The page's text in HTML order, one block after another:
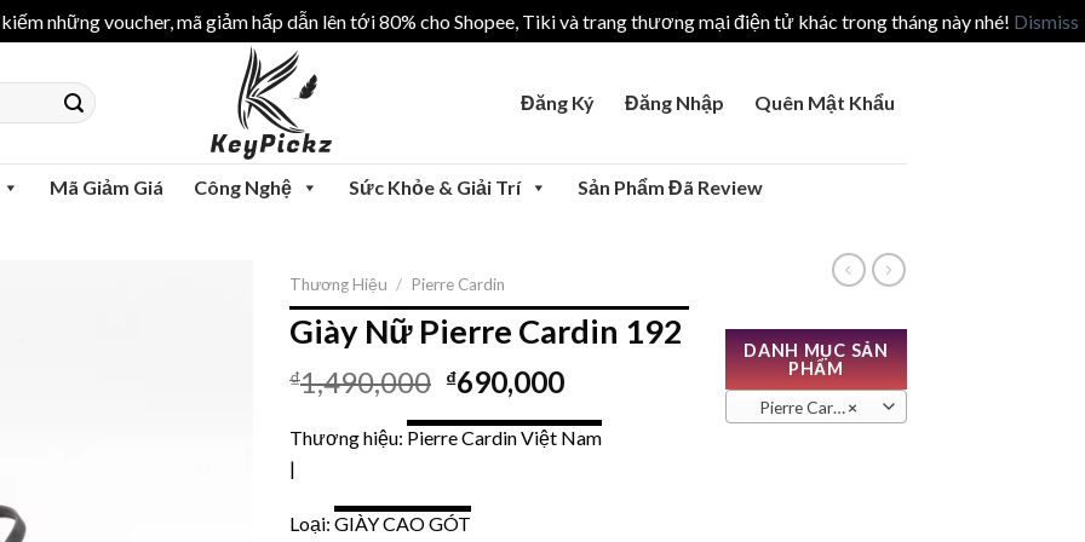
những voucher, mã giảm hấp dẫn lên tới 80% cho Shopee, Tiki và trang thương mại điện tử khác trong tháng này nhé! Dismiss
Đăng Ký Đăng Nhập Quên Mật Khẩu
Mã Giảm Giá Công Nghệ Sức Khỏe & Giải Trí Sản Phẩm Đã Review
Thương Hiệu / Pierre Cardin
Giày Nữ Pierre Cardin 192
₫1,490,000 ₫690,000
Thương hiệu: Pierre Cardin Việt Nam
|
Loại: GIÀY CAO GÓT
DANH MỤC SẢN
PHẨM
×
Pierre Cardin